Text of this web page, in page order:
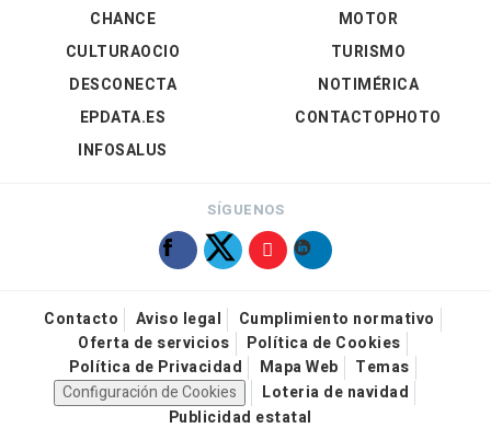
CHANCE
CULTURAOCIO
DESCONECTA
EPDATA.ES
INFOSALUS
MOTOR
TURISMO
NOTIMÉRICA
CONTACTOPHOTO
SÍGUENOS
Contacto Aviso legal
Cumplimiento normativo
Oferta de servicios
Política de Cookies
Política de Privacidad
Mapa Web
Temas
Configuración de Cookies
Loteria de navidad
Publicidad estatal